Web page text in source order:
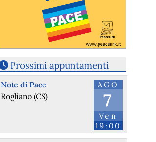
Prossimi appuntamenti
AGO
7
Ven
19:00
Note di Pace
Rogliano (CS)